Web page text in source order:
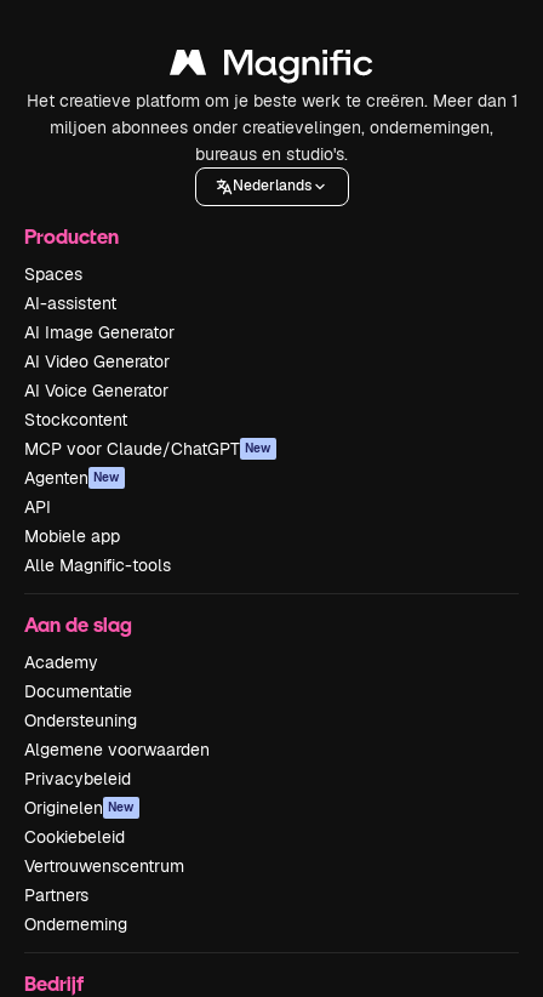
Het creatieve platform om je beste werk te creëren. Meer dan 1
miljoen abonnees onder creatievelingen, ondernemingen,
bureaus en studio's.
Nederlands
Producten
Spaces
AI-assistent
AI Image Generator
AI Video Generator
AI Voice Generator
Stockcontent
MCP voor Claude/ChatGPT New
Agenten New
API
Mobiele app
Alle Magnific-tools
Aan de slag
Academy
Documentatie
Ondersteuning
Algemene voorwaarden
Privacybeleid
Originelen New
Cookiebeleid
Vertrouwenscentrum
Partners
Onderneming
Bedrijf